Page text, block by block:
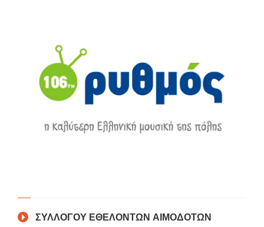
ΣΥΛΛΟΓΟΥ ΕΘΕΛΟΝΤΩΝ ΑΙΜΟΔΟΤΩΝ